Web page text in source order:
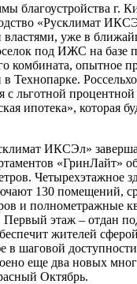
благоустройства г.
«Русклимат
уже в
под ИЖС на базе
комбината, опытное
Технопарке.
с льготной процентной
ипотека», которая
ИКСЭл»
«ГринЛайт»
Четырехэтажное
130 помещений,
и полнометражные
Первый этаж – отдан
жителей
в шаговой
еще два новых
Октябрь.